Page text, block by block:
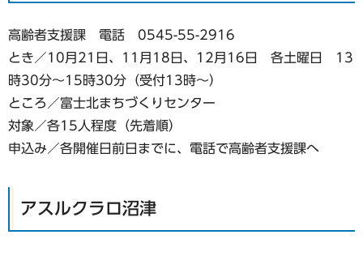
高齢者支援課 電話 0545-55-2916
とき／10月21日、11月18日、12月16日 各土曜日 13
時30分～15時30分（受付13時～）
ところ／富士北まちづくりセンター
対象／各15人程度（先着順）
申込み／各開催日前日までに、電話で高齢者支援課へ
アスルクラロ沼津